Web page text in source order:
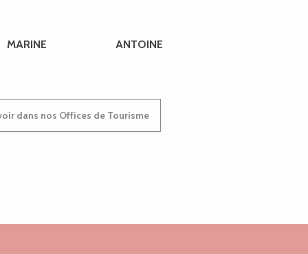
MARINE ANTOINE
dans nos Offices de Tourisme